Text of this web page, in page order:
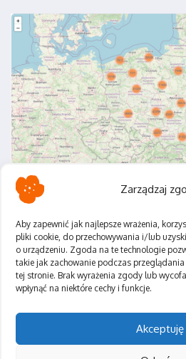
Zarządzaj
Aby zapewnić jak najlepsze wrażenia,
pliki cookie, do przechowywania i/lub
o urządzeniu. Zgoda na te technologie
takie jak zachowanie podczas
tej stronie. Brak wyrażenia zgody lub
wpłynąć na niektóre cechy i funkcje.
Akceptuję
Polityka Prywatności
Regulamin